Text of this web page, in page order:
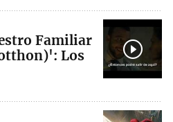
Familiar
Los